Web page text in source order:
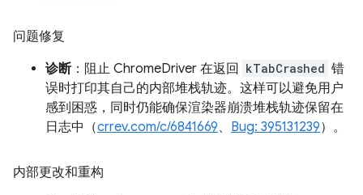
问题修复
诊断：阻止 ChromeDriver 在返回 kTabCrashed 错
误时打印其自己的内部堆栈轨迹。这样可以避免用户
感到困惑，同时仍能确保渲染器崩溃堆栈轨迹保留在
日志中（crrev.com/c/6841669、 Bug: 395131239）。
内部更改和重构